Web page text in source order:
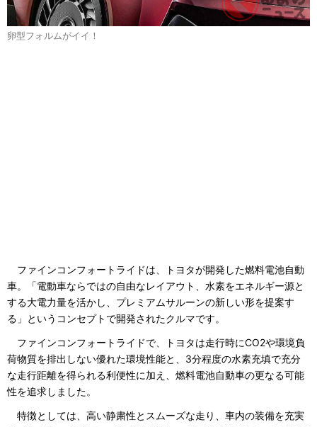
卵型フォルムがイイ！
ファインコンフォートライドは、トヨタが開発した燃料電池自動
車。「電動車ならではの自由なレイアウト、水素をエネルギー源と
する大電力量を活かし、プレミアムサルーンの新しい形を提案す
る」というコンセプトで開発されたクルマです。
ファインコンフォートライドで、トヨタは走行時にCO2や環境負
荷物質を排出しない優れた環境性能と、3分程度の水素充填で充分
な走行距離を得られる利便性に加え、燃料電池自動車の更なる可能
性を追求しました。
特徴としては、高い静粛性とスムーズな走り、車内の装備を充実